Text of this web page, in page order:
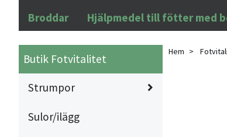
Broddar
Hjälpmedel till fötter med
Butik Fotvitalitet
Strumpor
Sulor/ilägg
Hem